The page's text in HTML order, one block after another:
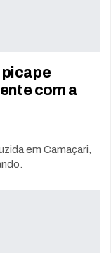
picape
com a
em Camaçari,